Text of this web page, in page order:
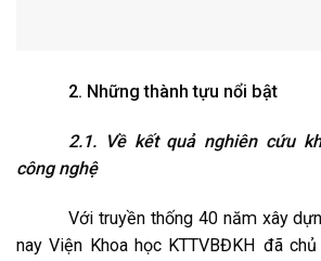
2. Những thành tựu nổi bật
2.1. Về kết quả nghiên cứu
công nghệ
Với truyền thống 40 năm xây
nay Viện Khoa học KTTVBĐKH đã